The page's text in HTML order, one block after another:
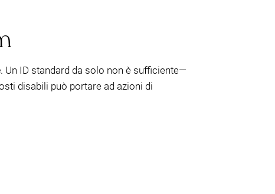
. Un ID standard da solo non è sufficiente—
disabili può portare ad azioni di